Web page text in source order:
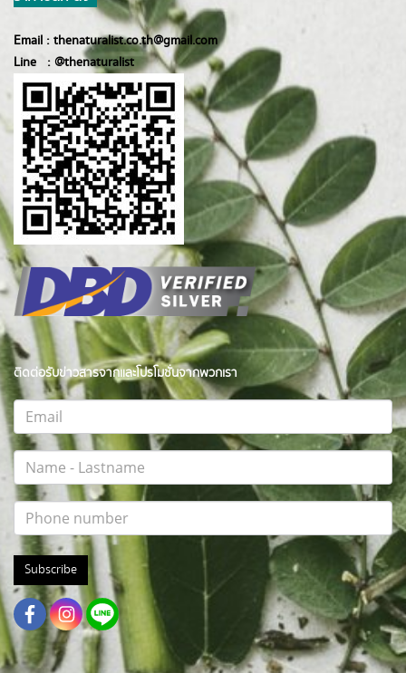
Email : thenaturalist.co.th@gmail.com
Line : @thenaturalist
ติดต่อรับข่าวสารจากและโปรโมชั่นจากพวกเรา
Subscribe